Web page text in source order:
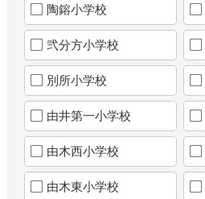
陶鎔小学校
弐分方小学校
別所小学校
由井第一小学校
由木西小学校
由木東小学校